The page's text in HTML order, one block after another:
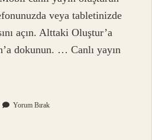
veya tabletinizde
açın. Alttaki Oluştur’a
dokunun. … Canlı yayın
Yorum Bırak